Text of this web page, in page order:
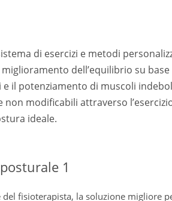
di esercizi e metodi
dell’equilibrio su base
il potenziamento di muscoli
modificabili attraverso
ideale.
fisioterapista, la soluzione migliore